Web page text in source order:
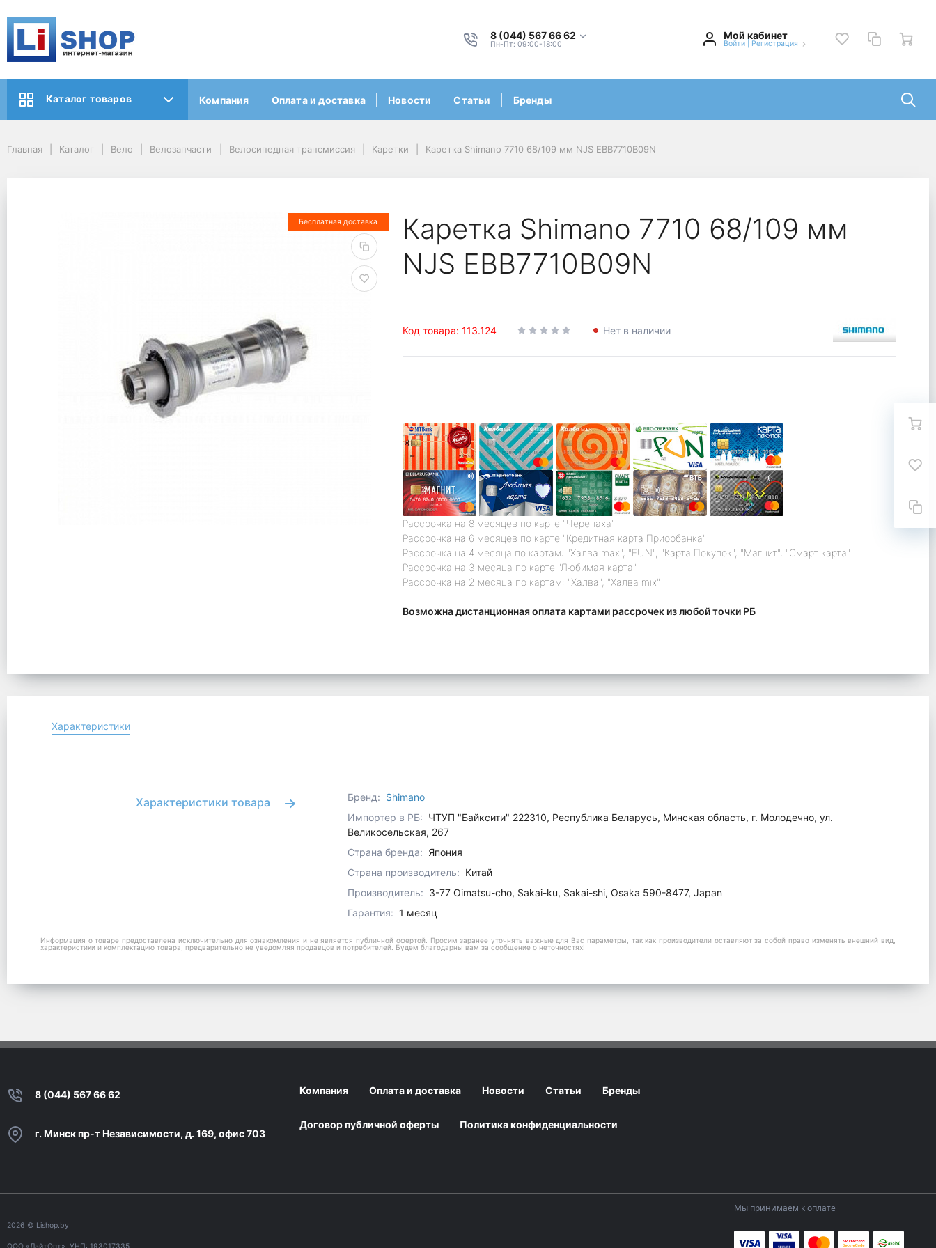
8 (044) 567 66 62
Пн-Пт: 09:00-18:00
Мой кабинет
Войти Регистрация
Каталог товаров Компания Оплата и доставка Новости Статьи Бренды
Главная Каталог Вело Велозапчасти Велосипедная трансмиссия Каретки Каретка Shimano 7710 68/109 мм NJS EBB7710B09N
Бесплатная доставка
Каретка Shimano 7710 68/109 мм
NJS EBB7710B09N
Код товара: 113.124 Нет в наличии
Рассрочка на 8 месяцев по карте "Черепаха"
Рассрочка на 6 месяцев по карте "Кредитная карта Приорбанка"
Рассрочка на 4 месяца по картам: "Халва max", "FUN", "Карта Покупок", "Магнит", "Смарт карта"
Рассрочка на 3 месяца по карте "Любимая карта"
Рассрочка на 2 месяца по картам: "Халва", "Халва mix"
Возможна дистанционная оплата картами рассрочек из любой точки РБ
Характеристики
Характеристики товара Бренд: Shimano
Импортер в РБ: ЧТУП "Байксити" 222310, Республика Беларусь, Минская область, г. Молодечно, ул.
Великосельская, 267
Страна бренда: Япония
Страна производитель: Китай
Производитель: 3-77 Oimatsu-cho, Sakai-ku, Sakai-shi, Osaka 590-8477, Japan
Гарантия: 1 месяц
Информация о товаре предоставлена исключительно для ознакомления и не является публичной офертой. Просим заранее уточнять важные для Вас параметры, так как производители оставляют за собой право изменять внешний вид,
характеристики и комплектацию товара, предварительно не уведомляя продавцов и потребителей. Будем благодарны вам за сообщение о неточностях!
8 (044) 567 66 62
г. Минск пр-т Независимости, д. 169, офис 703
Компания Оплата и доставка Новости Статьи Бренды
Договор публичной оферты Политика конфиденциальности
2026 © Lishop.by
ООО «ЛайтОпт», УНП: 193017335
Мы принимаем к оплате